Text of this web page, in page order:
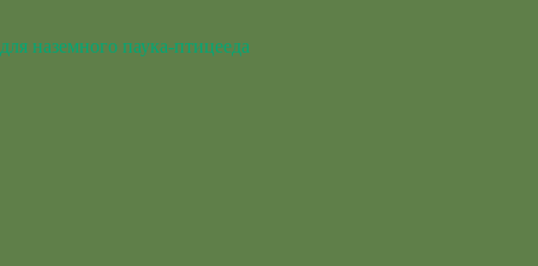
для наземного паука-птицееда